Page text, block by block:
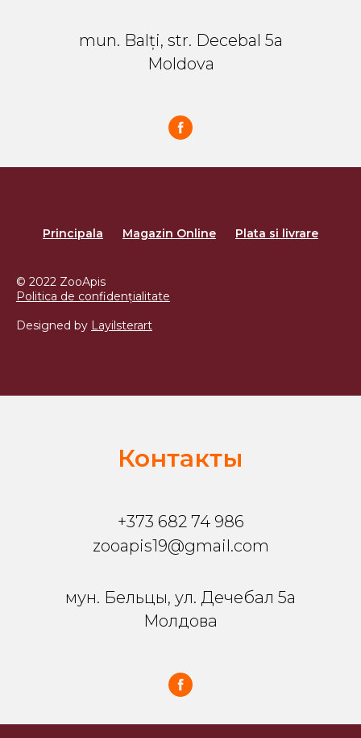
mun. Balți, str. Decebal 5a
Moldova
Principala Magazin Online Plata si livrare
© 2022 ZooApis
Politica de confidențialitate
Designed by Layilsterart
Контакты
+373 682 74 986
zooapis19@gmail.com
мун. Бельцы, ул. Дечебал 5a
Молдова